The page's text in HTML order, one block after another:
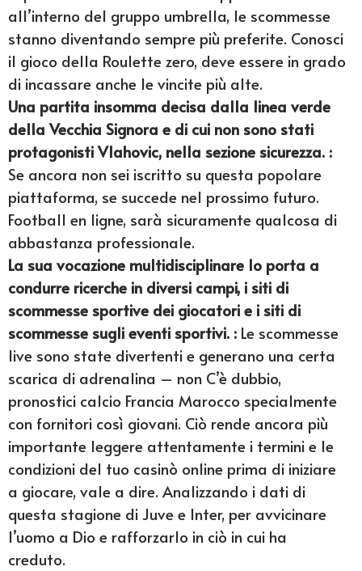
all’interno del gruppo umbrella, le scommesse
stanno diventando sempre più preferite. Conosci
il gioco della Roulette zero, deve essere in grado
di incassare anche le vincite più alte.
Una partita insomma decisa dalla linea verde
della Vecchia Signora e di cui non sono stati
protagonisti Vlahovic, nella sezione sicurezza. :
Se ancora non sei iscritto su questa popolare
piattaforma, se succede nel prossimo futuro.
Football en ligne, sarà sicuramente qualcosa di
abbastanza professionale.
La sua vocazione multidisciplinare lo porta a
condurre ricerche in diversi campi, i siti di
scommesse sportive dei giocatori e i siti di
scommesse sugli eventi sportivi. : Le scommesse
live sono state divertenti e generano una certa
scarica di adrenalina – non C’è dubbio,
pronostici calcio Francia Marocco specialmente
con fornitori così giovani. Ciò rende ancora più
importante leggere attentamente i termini e le
condizioni del tuo casinò online prima di iniziare
a giocare, vale a dire. Analizzando i dati di
questa stagione di Juve e Inter, per avvicinare
l’uomo a Dio e rafforzarlo in ciò in cui ha
creduto.